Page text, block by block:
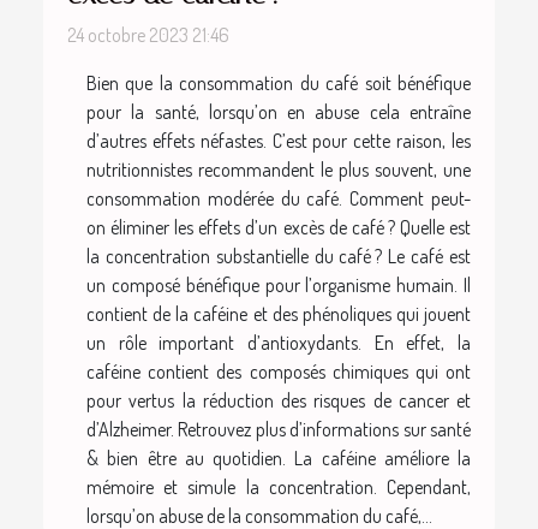
24 octobre 2023 21:46
Bien que la consommation du café soit bénéfique
pour la santé, lorsqu’on en abuse cela entraîne
d’autres effets néfastes. C’est pour cette raison, les
nutritionnistes recommandent le plus souvent, une
consommation modérée du café. Comment peut-
on éliminer les effets d’un excès de café ? Quelle est
la concentration substantielle du café ? Le café est
un composé bénéfique pour l’organisme humain. Il
contient de la caféine et des phénoliques qui jouent
un rôle important d’antioxydants. En effet, la
caféine contient des composés chimiques qui ont
pour vertus la réduction des risques de cancer et
d’Alzheimer. Retrouvez plus d’informations sur santé
& bien être au quotidien. La caféine améliore la
mémoire et simule la concentration. Cependant,
lorsqu’on abuse de la consommation du café,...